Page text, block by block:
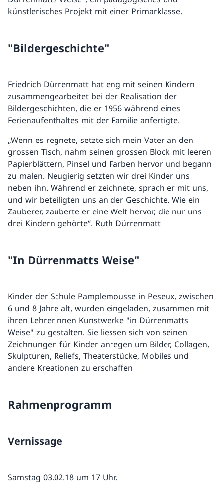
künstlerisches Projekt mit einer Primarklasse.
"Bildergeschichte"
Friedrich Dürrenmatt hat eng mit seinen Kindern
zusammengearbeitet bei der Realisation der
Bildergeschichten, die er 1956 während eines
Ferienaufenthaltes mit der Familie anfertigte.
„Wenn es regnete, setzte sich mein Vater an den
grossen Tisch, nahm seinen grossen Block mit leeren
Papierblättern, Pinsel und Farben hervor und begann
zu malen. Neugierig setzten wir drei Kinder uns
neben ihn. Während er zeichnete, sprach er mit uns,
und wir beteiligten uns an der Geschichte. Wie ein
Zauberer, zauberte er eine Welt hervor, die nur uns
drei Kindern gehörte“. Ruth Dürrenmatt
"In Dürrenmatts Weise"
Kinder der Schule Pamplemousse in Peseux, zwischen
6 und 8 Jahre alt, wurden eingeladen, zusammen mit
ihren Lehrerinnen Kunstwerke "in Dürrenmatts
Weise" zu gestalten. Sie liessen sich von seinen
Zeichnungen für Kinder anregen um Bilder, Collagen,
Skulpturen, Reliefs, Theaterstücke, Mobiles und
andere Kreationen zu erschaffen
Rahmenprogramm
Vernissage
Samstag 03.02.18 um 17 Uhr.